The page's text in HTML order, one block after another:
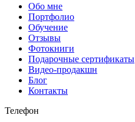
Обо мне
Портфолио
Обучение
Отзывы
Фотокниги
Подарочные сертификаты
Видео-продакшн
Блог
Контакты
Телефон